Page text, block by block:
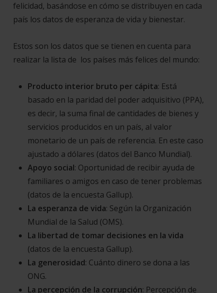
felicidad, basándose en cómo se distribuyen en cada
país los datos de esperanza de vida y bienestar.
Estos son los datos que se tienen en cuenta para
realizar la lista de los países más felices del mundo:
Producto interior bruto per cápita: Está
basado en la paridad del poder adquisitivo (PPA),
es decir, la suma final de cantidades de bienes y
servicios producidos en un país, al valor
monetario de un país de referencia. En este caso
ajustado a dólares (datos del Banco Mundial).
Apoyo social: Oportunidad de recibir ayuda de
familiares o amigos en caso de tener problemas
(datos de la encuesta Gallup).
La esperanza de vida: Según la Organización
Mundial de la Salud (OMS).
La libertad de tomar decisiones en la vida
(datos de la encuesta Gallup).
La generosidad: Cuánto dinero se dona a las
ONG.
La percepción de la corrupción: Percepción de